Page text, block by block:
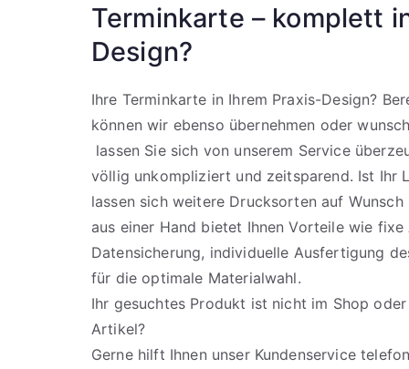
Terminkarte – komplett
Design?
Ihre Terminkarte in Ihrem Praxis-Design?
können wir ebenso übernehmen oder
lassen Sie sich von unserem Service
völlig unkompliziert und zeitsparend. Ist Ihr
lassen sich weitere Drucksorten auf
aus einer Hand bietet Ihnen Vorteile wie
Datensicherung, individuelle Ausfertigung
für die optimale Materialwahl.
Ihr gesuchtes Produkt ist nicht im Shop
Artikel?
Gerne hilft Ihnen unser Kundenservice